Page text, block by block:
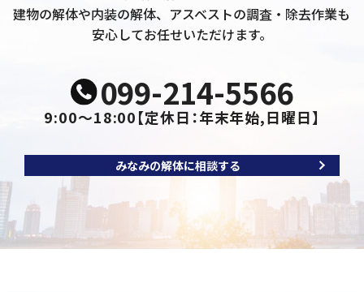
建物の解体や内装の解体、アスベストの調査・除去作業も
安心してお任せいただけます。
099-214-5566
9:00～18:00【定休日：年末年始,日曜日】
みなみの解体に相談する